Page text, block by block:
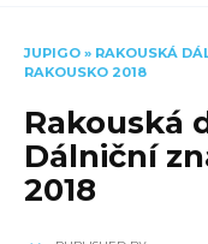
JUPIGO » RAKOUSKÁ
RAKOUSKO 2018
Rakouská
Dálniční
2018